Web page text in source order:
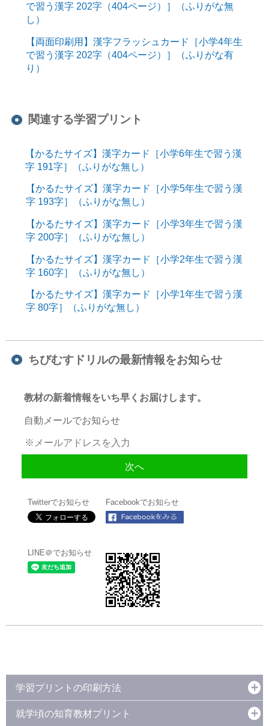
で習う漢字 202字（404ページ）］（ふりがな無
し）
【両面印刷用】漢字フラッシュカード［小学4年生
で習う漢字 202字（404ページ）］（ふりがな有
り）
関連する学習プリント
【かるたサイズ】漢字カード［小学6年生で習う漢
字 191字］（ふりがな無し）
【かるたサイズ】漢字カード［小学5年生で習う漢
字 193字］（ふりがな無し）
【かるたサイズ】漢字カード［小学3年生で習う漢
字 200字］（ふりがな無し）
【かるたサイズ】漢字カード［小学2年生で習う漢
字 160字］（ふりがな無し）
【かるたサイズ】漢字カード［小学1年生で習う漢
字 80字］（ふりがな無し）
ちびむすドリルの最新情報をお知らせ
教材の新着情報をいち早くお届けします。
自動メールでお知らせ
Twitterでお知らせ Facebookでお知らせ
LINE＠でお知らせ
学習プリントの印刷方法
就学頃の知育教材プリント